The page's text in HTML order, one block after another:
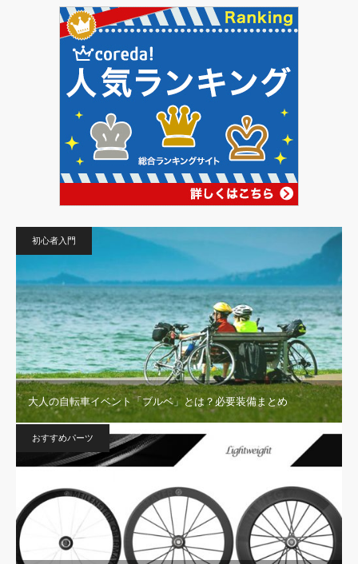
初心者入門
大人の自転車イベント「ブルベ」とは？必要装備まとめ
おすすめパーツ